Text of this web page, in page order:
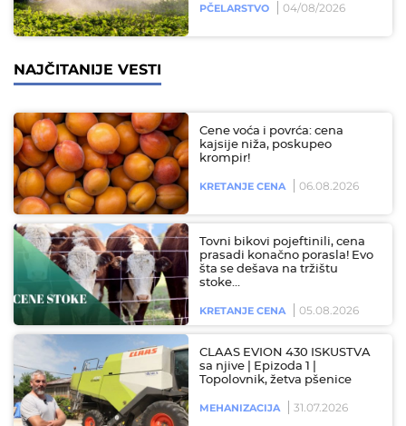
PČELARSTVO 04/08/2026
NAJČITANIJE VESTI
Cene voća i povrća: cena
kajsije niža, poskupeo
krompir!
KRETANJE CENA 06.08.2026
Tovni bikovi pojeftinili, cena
prasadi konačno porasla! Evo
šta se dešava na tržištu
stoke…
KRETANJE CENA 05.08.2026
CLAAS EVION 430 ISKUSTVA
sa njive | Epizoda 1 |
Topolovnik, žetva pšenice
MEHANIZACIJA 31.07.2026